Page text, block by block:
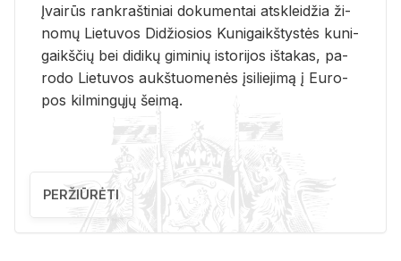
Įvai­rūs rank­raš­ti­niai do­ku­men­tai at­sklei­džia ži­
no­mų Lie­tu­vos Di­džio­sios Ku­ni­gaikš­tys­tės ku­ni­
gaikš­čių bei di­di­kų gi­mi­nių is­to­ri­jos iš­ta­kas, pa­
ro­do Lie­tu­vos aukš­tuo­me­nės įsi­lie­ji­mą į Eu­ro­
pos kil­min­gų­jų šei­mą.
PERŽIŪRĖTI